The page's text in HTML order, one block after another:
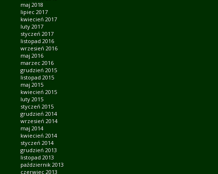
maj 2018
lipiec 2017
kwiecień 2017
luty 2017
styczeń 2017
listopad 2016
wrzesień 2016
maj 2016
marzec 2016
grudzień 2015
listopad 2015
maj 2015
kwiecień 2015
luty 2015
styczeń 2015
grudzień 2014
wrzesień 2014
maj 2014
kwiecień 2014
styczeń 2014
grudzień 2013
listopad 2013
październik 2013
czerwiec 2013